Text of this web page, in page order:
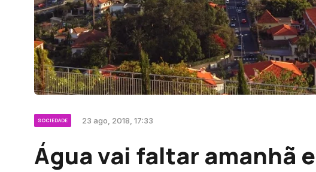
SOCIEDADE 23 ago, 2018, 17:33
Água vai faltar amanhã